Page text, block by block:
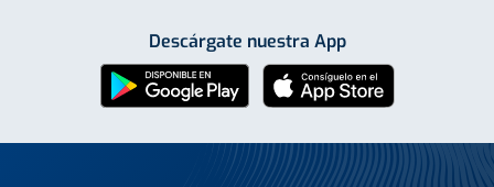
Descárgate nuestra App